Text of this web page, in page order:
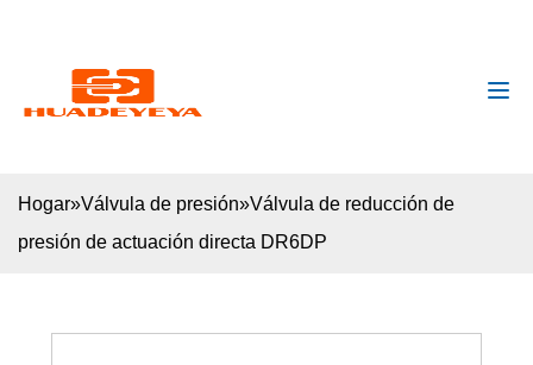
Hogar»Válvula de presión»Válvula de reducción de
presión de actuación directa DR6DP